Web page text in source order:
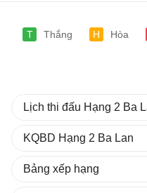
T Thắng H Hòa
Lịch thi đấu Hạng 2 Ba
KQBD Hạng 2 Ba Lan
Bảng xếp hạng